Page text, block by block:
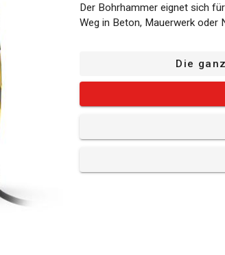
Der Bohrhammer eignet sich
Weg in Beton, Mauerwerk oder
damit bohren, schlagbohren
mit dem Schalter ganz einfach
Anti-Vibration: Dank des
Tiefenanschlag: Der
Die